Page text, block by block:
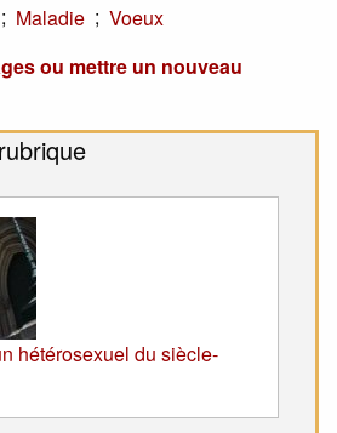
; Maladie ; Voeux
ou mettre un nouveau
hétérosexuel du siècle-